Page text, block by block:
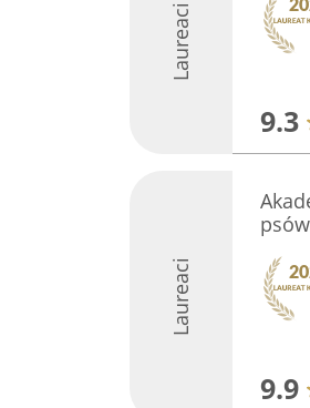
Laureaci
9.3
Laureaci
9.9